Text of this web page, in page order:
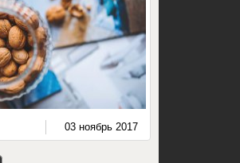
03 ноябрь 2017